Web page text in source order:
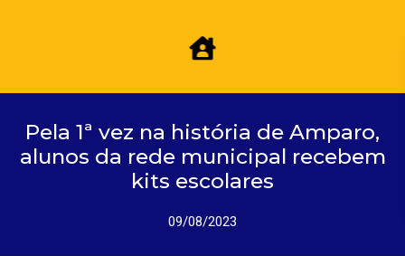
Pela 1ª vez na história de Amparo,
alunos da rede municipal recebem
kits escolares
09/08/2023